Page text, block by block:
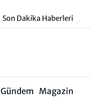
Son Dakika Haberleri
Gündem Magazin